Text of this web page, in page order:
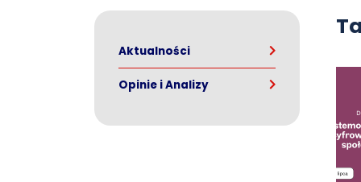
Aktualności
Opinie i Analizy